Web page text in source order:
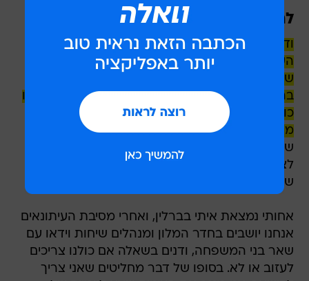
להיות נוכח
ודווקא ברגע הזה, לפני שאני נכנס למסיבת
העיתונאים, אני מקבל טלפון שאבי - שגם לפני
שהגעתי לברלין מצבו לא היה טוב - נמצא
בהידרדרות. עד אותו רגע הוא היה אדם בן 88 שגופו
כושל אבל מנטלית הוא לגמרי שם. ופתאום המצב
מחמיר
. אנחנו עושים שיחת וידאו ואני מספר לו
שמסיבת העיתונאים מועברת בשידור חי, כך שיוכל
לצפות בה. תראה, אבא. אבל הוא כבר לא לגמרי
שם. הוא עומד למות.
אחותי נמצאת איתי בברלין, ואחרי מסיבת העיתונאים
אנחנו יושבים בחדר המלון ומנהלים שיחות וידאו עם
שאר בני המשפחה, ודנים בשאלה אם כולנו צריכים
לעזוב או לא. בסופו של דבר מחליטים שאני צריך